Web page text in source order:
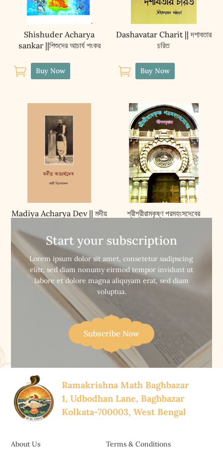
Shishuder Acharya
sankar ||শিশুদের আচার্য শংকর
 Buy Now
Dashavatar Charit || দশাবতার
চরিত
 Buy Now
Madiya Acharya Dev || মদীয়
 Buy Now
শ্রীশ্রীরামকৃষ্ণ পরমহংসদেবের
Ramakrishna
Paramahansadever
Jibanvritanta
Buy Now
Start your subscription
Lorem ipsum dolor sit amet, consetetur sadipscing
elitr, sed diam nonumy eirmod tempor invidunt ut
labore et dolore magna aliquyam erat, sed diam
voluptua.
Subscribe Now
Ramakrishna Math Baghbazar
1, Udbodhan Lane, Baghbazar
Kolkata-700003, West Bengal
About Us Terms & Conditions